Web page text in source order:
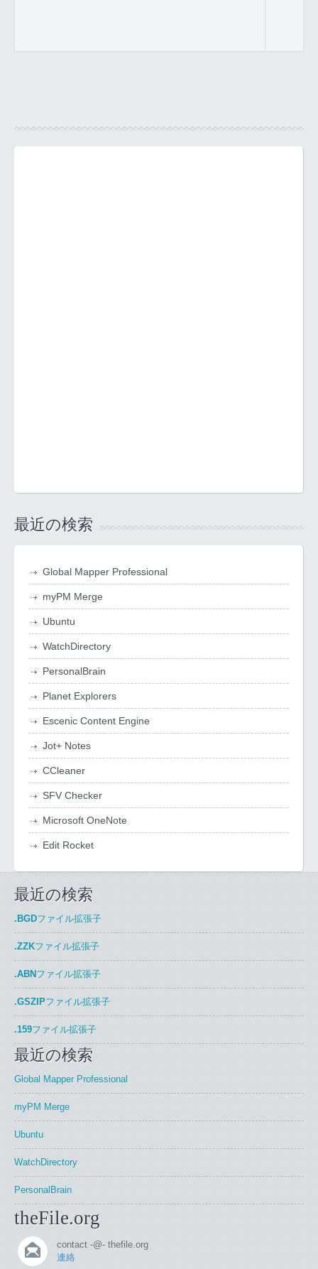
最近の検索
Global Mapper Professional
myPM Merge
Ubuntu
WatchDirectory
PersonalBrain
Planet Explorers
Escenic Content Engine
Jot+ Notes
CCleaner
SFV Checker
Microsoft OneNote
Edit Rocket
最近の検索
.BGDファイル拡張子
.ZZKファイル拡張子
.ABN ファイル拡張子
.GSZIPファイル拡張子
.159ファイル拡張子
最近の検索
Global Mapper Professional
myPM Merge
Ubuntu
WatchDirectory
PersonalBrain
theFile.org
contact -@- thefile.org
連絡